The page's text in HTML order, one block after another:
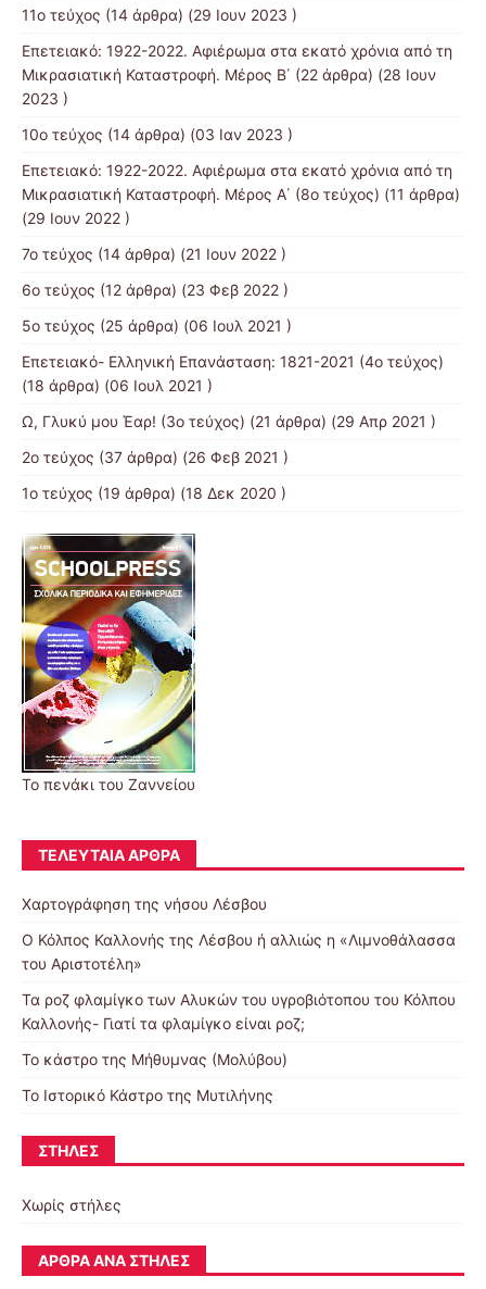
11ο τεύχος (14 άρθρα) (29 Ιουν 2023 )
Επετειακό: 1922-2022. Αφιέρωμα στα εκατό χρόνια από τη
Μικρασιατική Καταστροφή. Μέρος B΄ (22 άρθρα) (28 Ιουν
2023 )
10ο τεύχος (14 άρθρα) (03 Ιαν 2023 )
Επετειακό: 1922-2022. Αφιέρωμα στα εκατό χρόνια από τη
Μικρασιατική Καταστροφή. Μέρος Α΄ (8ο τεύχος) (11 άρθρα)
(29 Ιουν 2022 )
7o τεύχος (14 άρθρα) (21 Ιουν 2022 )
6ο τεύχος (12 άρθρα) (23 Φεβ 2022 )
5ο τεύχος (25 άρθρα) (06 Ιουλ 2021 )
Επετειακό- Ελληνική Επανάσταση: 1821-2021 (4ο τεύχος)
(18 άρθρα) (06 Ιουλ 2021 )
Ω, Γλυκύ μου Έαρ! (3ο τεύχος) (21 άρθρα) (29 Απρ 2021 )
2o τεύχος (37 άρθρα) (26 Φεβ 2021 )
1ο τεύχος (19 άρθρα) (18 Δεκ 2020 )
Το πενάκι του Ζαννείου
ΤΕΛΕΥΤΑΊΑ ΆΡΘΡΑ
Χαρτογράφηση της νήσου Λέσβου
Ο Κόλπος Καλλονής της Λέσβου ή αλλιώς η «Λιμνοθάλασσα
του Αριστοτέλη»
Τα ροζ φλαμίγκο των Αλυκών του υγροβιότοπου του Κόλπου
Καλλονής- Γιατί τα φλαμίγκο είναι ροζ;
To κάστρο της Μήθυμνας (Μολύβου)
Το Ιστορικό Κάστρο της Μυτιλήνης
ΣΤΉΛΕΣ
Χωρίς στήλες
ΆΡΘΡΑ ΑΝΆ ΣΤΉΛΕΣ